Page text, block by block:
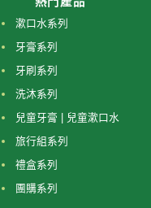
漱口水系列
牙膏系列
牙刷系列
洗沐系列
兒童牙膏 | 兒童漱口水
旅行組系列
禮盒系列
團購系列